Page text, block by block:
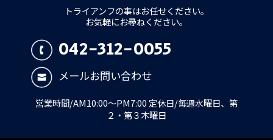
トライアンフの事はお任せください。
お気軽にお尋ねください。
042-312-0055
メールお問い合わせ
営業時間/AM10:00～PM7:00 定休日/毎週水曜日、第
２・第３木曜日